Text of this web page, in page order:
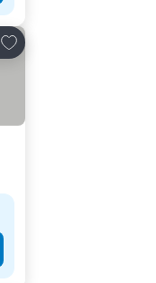
Lisää suosikkeihin